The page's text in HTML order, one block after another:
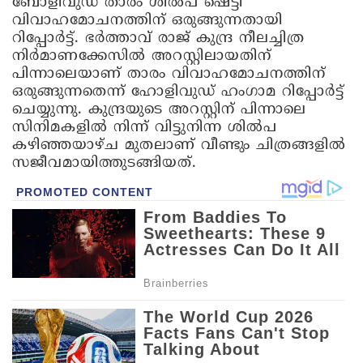
വിവാഹമോചനത്തിന് ഒരുങ്ങുന്നതായി
റിപ്പോര്‍ട്ട്. ഭര്‍ത്താവ് രാജ് കുന്ദ്ര നീലച്ചിത്ര
നിര്‍മാണക്കേസില്‍ അറസ്റ്റിലായതിന്
പിന്നാലെയാണ് താരം വിവാഹമോചനത്തിന്
ഒരുങ്ങുന്നതെന്ന് ഹോളിവുഡ് ഹംഗാമ റിപ്പോര്‍ട്ട്
ചെയ്യുന്നു. കുന്ദ്രയുടെ അറസ്റ്റിന് പിന്നാലെ
സിനിമകളില്‍ നിന്ന് വിട്ടുനിന്ന ശില്‍പ
കഴിഞ്ഞയാഴ്ച മുതലാണ് വീണ്ടും ചിത്രങ്ങളില്‍
സജീവമായിത്തുടങ്ങിയത്.